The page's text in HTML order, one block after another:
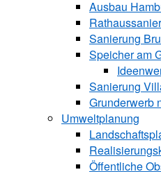
Ausbau
Sanierung
Speicher am
Sanierung
Grunderwerb
Umweltplanung
Öffentliche